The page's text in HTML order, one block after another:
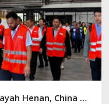
Lawatan Delegasi Kerajaan Wilayah Henan, China ke Pulau Pinang